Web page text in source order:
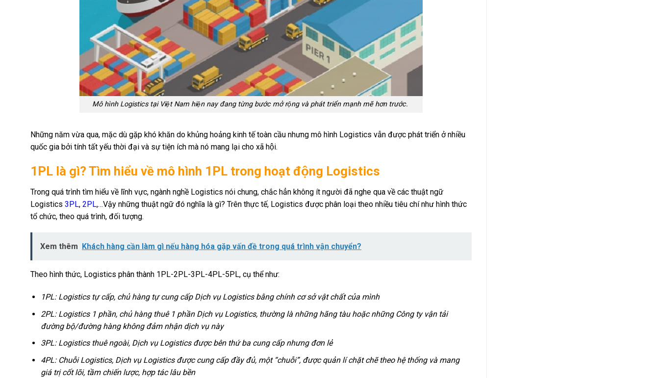
Mô hình Logistics tại Việt Nam hiện nay đang từng bước mở rộng và phát triển mạnh mẽ hơn trước.
Những năm vừa qua, mặc dù gặp khó khăn do khủng hoảng kinh tế toàn cầu nhưng mô hình Logistics vẫn được phát triển ở nhiều
quốc gia bởi tính tất yếu thời đại và sự tiện ích mà nó mang lại cho xã hội.
1PL là gì? Tìm hiểu về mô hình 1PL trong hoạt động Logistics
Trong quá trình tìm hiểu về lĩnh vực, ngành nghề Logistics nói chung, chắc hẳn không ít người đã nghe qua về các thuật ngữ
Logistics 3PL, 2PL,…Vậy những thuật ngữ đó nghĩa là gì? Trên thực tế, Logistics được phân loại theo nhiều tiêu chí như hình thức
tổ chức, theo quá trình, đối tượng.
Xem thêm Khách hàng cần làm gì nếu hàng hóa gặp vấn đề trong quá trình vận chuyển?
Theo hình thức, Logistics phân thành 1PL-2PL-3PL-4PL-5PL, cụ thể như:
1PL: Logistics tự cấp, chủ hàng tự cung cấp Dịch vụ Logistics bằng chính cơ sở vật chất của mình
2PL: Logistics 1 phần, chủ hàng thuê 1 phần Dịch vụ Logistics, thường là những hãng tàu hoặc những Công ty vận tải
đường bộ/đường hàng không đảm nhận dịch vụ này
3PL: Logistics thuê ngoài, Dịch vụ Logistics được bên thứ ba cung cấp nhưng đơn lẻ
4PL: Chuỗi Logistics, Dịch vụ Logistics được cung cấp đầy đủ, một “chuỗi”, được quản lí chặt chẽ theo hệ thống và mang
giá trị cốt lõi, tầm chiến lược, hợp tác lâu bền